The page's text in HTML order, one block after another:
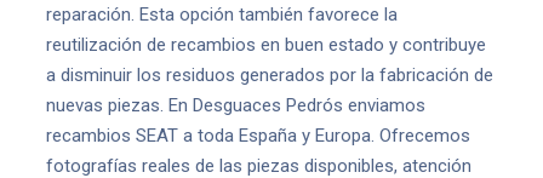
reparación. Esta opción también favorece la
reutilización de recambios en buen estado y contribuye
a disminuir los residuos generados por la fabricación de
nuevas piezas. En Desguaces Pedrós enviamos
recambios SEAT a toda España y Europa. Ofrecemos
fotografías reales de las piezas disponibles, atención